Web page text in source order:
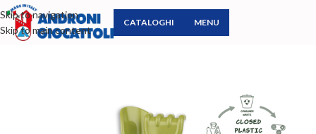
Skip to navigation
Skip to main content
CATALOGHI MENU